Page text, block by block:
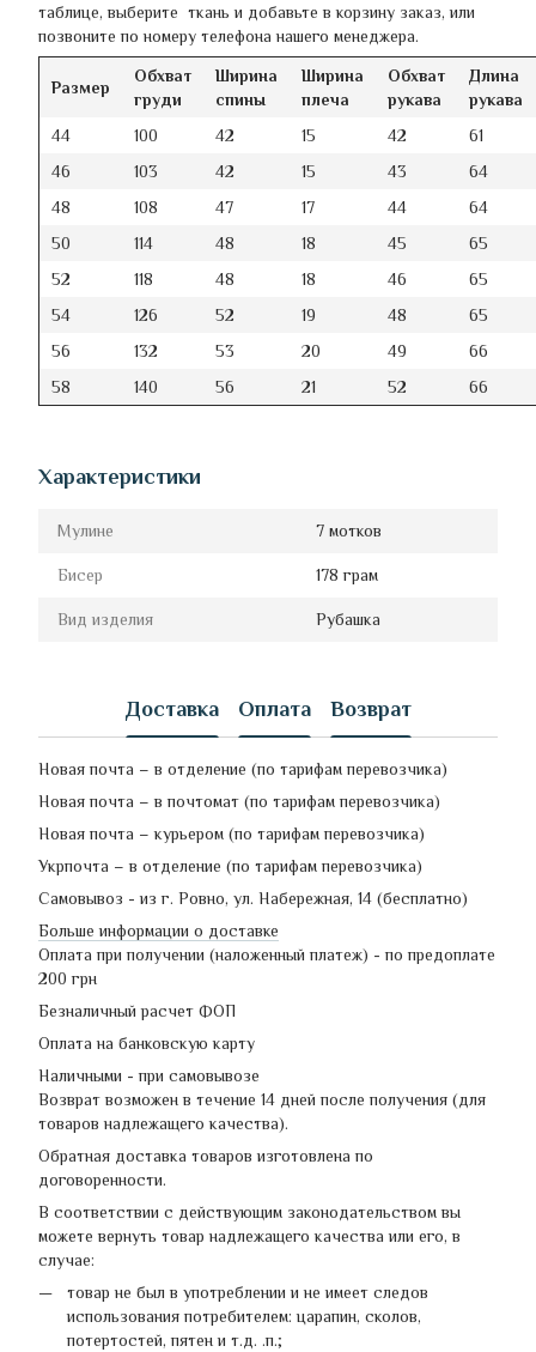
таблице, выберите ткань и добавьте в корзину заказ, или
позвоните по номеру телефона нашего менеджера.
Размер
Обхват
груди
Ширина
спины
Ширина
плеча
Обхват
рукава
Длина
рукава
44
100 42 15 42
61
46
103 42 15 43
64
48
108 47 17 44
64
50
114 48 18 45
65
52
118 48 18 46
65
54
126 52 19 48
65
56
132 53 20 49
66
58
140 56 21 52 66
Характеристики
Мулине 7 мотков
Бисер 178 грам
Вид изделия Рубашка
Доставка Оплата Возврат
Новая почта – в отделение (по тарифам перевозчика)
Новая почта – в почтомат (по тарифам перевозчика)
Новая почта – курьером (по тарифам перевозчика)
Укрпочта – в отделение (по тарифам перевозчика)
Самовывоз - из г. Ровно, ул. Набережная, 14 (бесплатно)
Больше информации о доставке
Оплата при получении (наложенный платеж) - по предоплате
200 грн
Безналичный расчет ФОП
Оплата на банковскую карту
Наличными - при самовывозе
Возврат возможен в течение 14 дней после получения (для
товаров надлежащего качества).
Обратная доставка товаров изготовлена по
договоренности.
В соответствии с действующим законодательством вы
можете вернуть товар надлежащего качества или его, в
случае:
товар не был в употреблении и не имеет следов
использования потребителем: царапин, сколов,
потертостей, пятен и т.д. .п.;